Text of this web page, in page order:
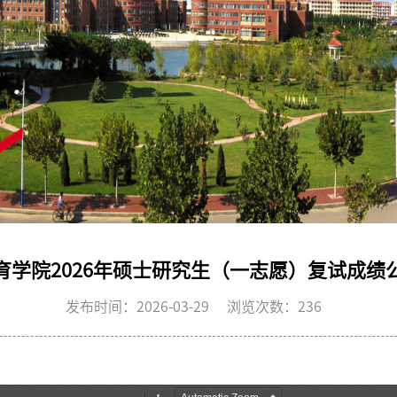
学院2026年硕士研究生（一志愿）复试成绩
发布时间：2026-03-29 浏览次数： 236